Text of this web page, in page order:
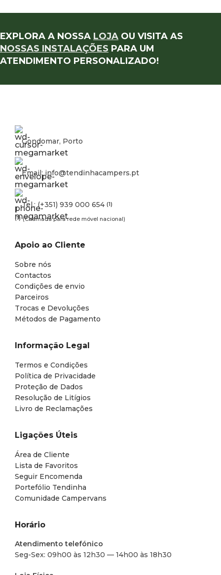
EXPLORA A NOSSA LOJA OU VISITA AS
NOSSAS INSTALAÇÕES PARA UM
ATENDIMENTO PERSONALIZADO!
Gondomar, Porto
Email: info@tendinhacampers.pt
Tel.: (+351) 939 000 654 (1)
(1) (Chamada para rede móvel nacional)
Apoio ao Cliente
Sobre nós
Contactos
Condições de envio
Parceiros
Trocas e Devoluções
Métodos de Pagamento
Informação Legal
Termos e Condições
Política de Privacidade
Proteção de Dados
Resolução de Litígios
Livro de Reclamações
Ligações Úteis
Área de Cliente
Lista de Favoritos
Seguir Encomenda
Portefólio Tendinha
Comunidade Campervans
Horário
Atendimento telefónico
Seg-Sex: 09h00 às 12h30 — 14h00 às 18h30